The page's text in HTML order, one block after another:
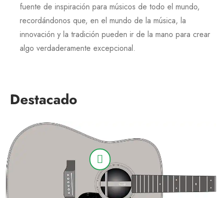
fuente de inspiración para músicos de todo el mundo,
recordándonos que, en el mundo de la música, la
innovación y la tradición pueden ir de la mano para crear
algo verdaderamente excepcional.
Destacado